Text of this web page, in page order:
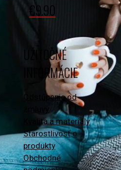
€9.90
UŽITOČNÉ
INFORMÁCIE
Odstúpenie od
Kvalita a materiály
Starostlivosť o
produkty
Obchodné